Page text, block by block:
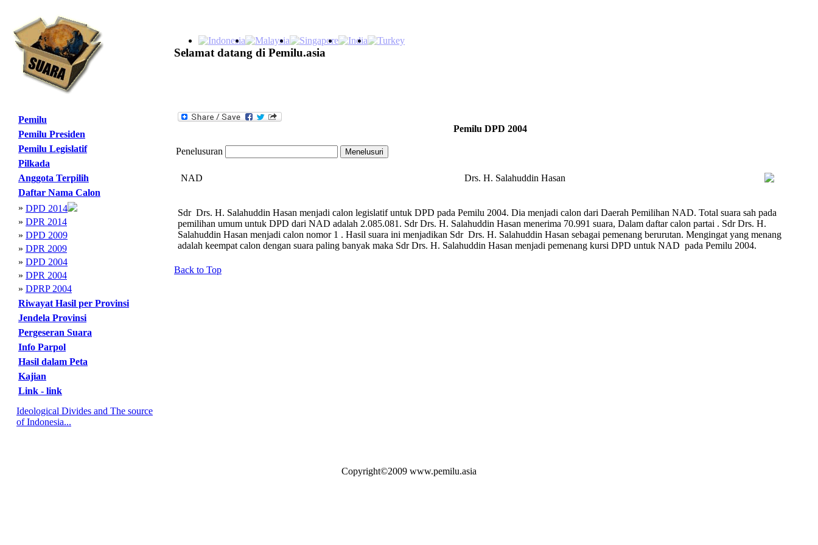
Selamat datang di Pemilu.asia
Pemilu
Pemilu Presiden
Pemilu Legislatif
Pilkada
Anggota Terpilih
Daftar Nama Calon
» DPD 2014
» DPR 2014
» DPD 2009
» DPR 2009
» DPD 2004
» DPR 2004
» DPRP 2004
Riwayat Hasil per Provinsi
Jendela Provinsi
Pergeseran Suara
Info Parpol
Hasil dalam Peta
Kajian
Link - link
Ideological Divides and The source
of Indonesia...
Pemilu DPD 2004
Penelusuran
NAD Drs. H. Salahuddin Hasan
Sdr Drs. H. Salahuddin Hasan menjadi calon legislatif untuk DPD pada Pemilu 2004. Dia menjadi calon dari Daerah Pemilihan NAD. Total suara sah pada
pemilihan umum untuk DPD dari NAD adalah 2.085.081. Sdr Drs. H. Salahuddin Hasan menerima 70.991 suara, Dalam daftar calon partai . Sdr Drs. H.
Salahuddin Hasan menjadi calon nomor 1 . Hasil suara ini menjadikan Sdr Drs. H. Salahuddin Hasan sebagai pemenang berurutan. Mengingat yang menang
adalah keempat calon dengan suara paling banyak maka Sdr Drs. H. Salahuddin Hasan menjadi pemenang kursi DPD untuk NAD pada Pemilu 2004.
Back to Top
Copyright©2009 www.pemilu.asia